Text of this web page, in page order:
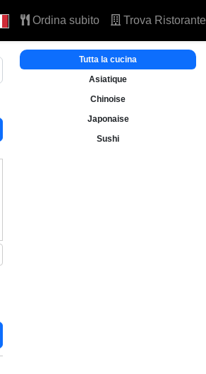
Ordina subito Trova Ristorante
Tutta la cucina
Asiatique
Chinoise
Japonaise
Sushi